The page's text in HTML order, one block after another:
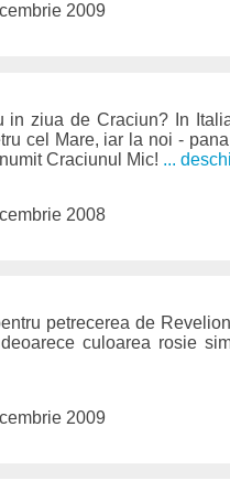
2009
ziua de Craciun? In
cel Mare, iar la noi -
Craciunul Mic! ...
2008
petrecerea de
culoarea rosie
2009